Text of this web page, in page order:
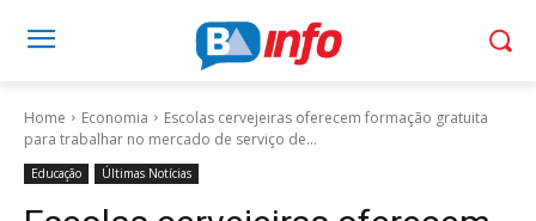
Home Economia
Escolas cervejeiras oferecem formação gratuita
para trabalhar no mercado de serviço de...
Educação Últimas Notícias